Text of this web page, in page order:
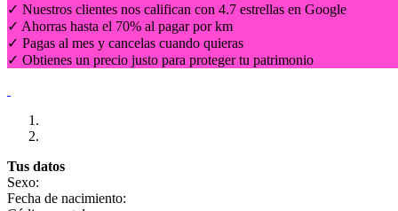
✓ Nuestros clientes nos califican con 4.7 estrellas en Google
✓ Ahorras hasta el 70% al pagar por km
✓ Pagas al mes y cancelas cuando quieras
✓ Obtienes un precio justo para proteger tu patrimonio
Tus datos
Sexo:
Fecha de nacimiento: